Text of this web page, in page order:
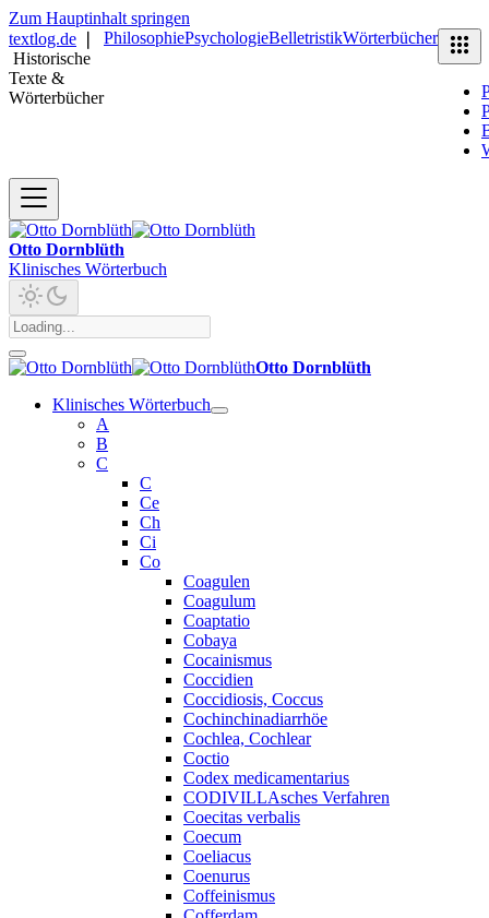
Zum Hauptinhalt springen
textlog.de
Historische
Texte &
Wörterbücher
PhilosophiePsychologieBelletristikWörterbücher
Otto Dornblüth
Klinisches Wörterbuch
Otto Dornblüth
Klinisches Wörterbuch
A
B
C
C
Ce
Ch
Ci
Co
Coagulen
Coagulum
Coaptatio
Cobaya
Cocainismus
Coccidien
Coccidiosis, Coccus
Cochinchinadiarrhöe
Cochlea, Cochlear
Coctio
Codex medicamentarius
CODIVILLAsches Verfahren
Coecitas verbalis
Coecum
Coeliacus
Coenurus
Coffeinismus